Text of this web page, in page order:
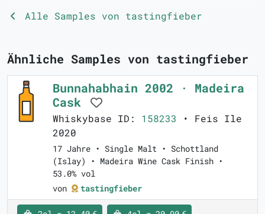
Alle Samples von tastingfieber
Ähnliche Samples von tastingfieber
Bunnahabhain 2002 · Madeira
Cask
Whiskybase ID: 158233 • Feis Ile
2020
17 Jahre • Single Malt • Schottland
(Islay) • Madeira Wine Cask Finish •
53.0% vol
von
tastingfieber